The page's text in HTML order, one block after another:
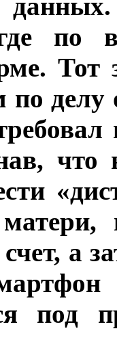
по
Тот
делу
а
под